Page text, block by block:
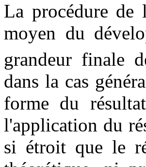
La procédure de
moyen du
grandeur finale
dans la cas
forme du
l'application du
si étroit que le